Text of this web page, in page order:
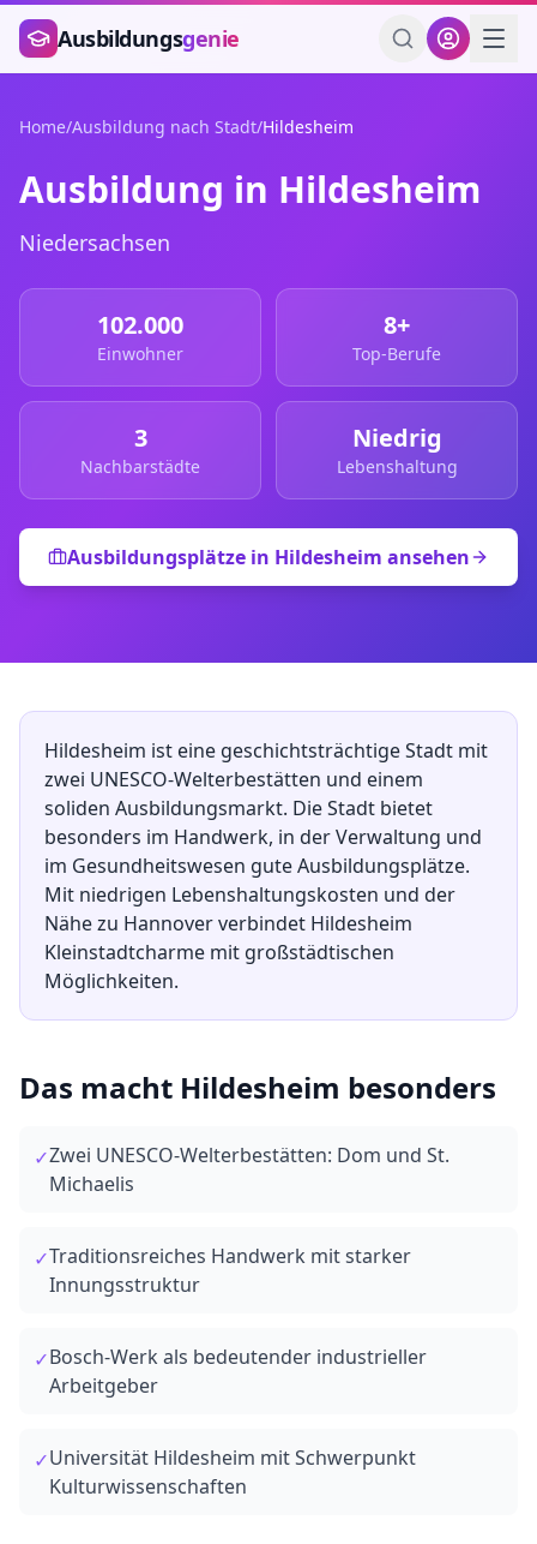
Zum Hauptinhalt springen
Ausbildungsgenie
Home/Ausbildung nach Stadt/Hildesheim
Ausbildung in Hildesheim
Niedersachsen
102.000
Einwohner
8+
Top-Berufe
3
Nachbarstädte
Niedrig
Lebenshaltung
Ausbildungsplätze in Hildesheim ansehen
Hildesheim ist eine geschichtsträchtige Stadt mit
zwei UNESCO-Welterbestätten und einem
soliden Ausbildungsmarkt. Die Stadt bietet
besonders im Handwerk, in der Verwaltung und
im Gesundheitswesen gute Ausbildungsplätze.
Mit niedrigen Lebenshaltungskosten und der
Nähe zu Hannover verbindet Hildesheim
Kleinstadtcharme mit großstädtischen
Möglichkeiten.
Das macht Hildesheim besonders
✓Zwei UNESCO-Welterbestätten: Dom und St.
Michaelis
✓Traditionsreiches Handwerk mit starker
Innungsstruktur
✓Bosch-Werk als bedeutender industrieller
Arbeitgeber
✓Universität Hildesheim mit Schwerpunkt
Kulturwissenschaften